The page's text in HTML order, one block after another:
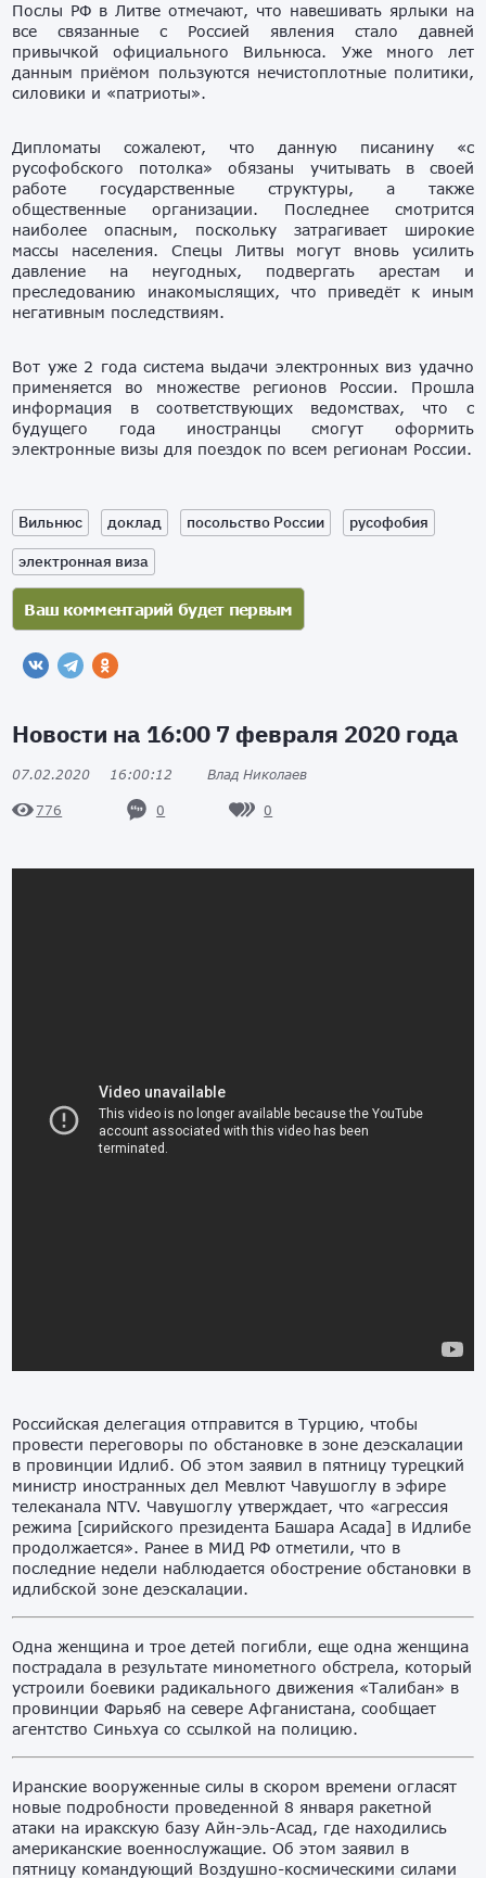
Послы РФ в Литве отмечают, что навешивать ярлыки на
все связанные с Россией явления стало давней
привычкой официального Вильнюса. Уже много лет
данным приёмом пользуются нечистоплотные политики,
силовики и «патриоты».
Дипломаты сожалеют, что данную писанину «с
русофобского потолка» обязаны учитывать в своей
работе государственные структуры, а также
общественные организации. Последнее смотрится
наиболее опасным, поскольку затрагивает широкие
массы населения. Спецы Литвы могут вновь усилить
давление на неугодных, подвергать арестам и
преследованию инакомыслящих, что приведёт к иным
негативным последствиям.
Вот уже 2 года система выдачи электронных виз удачно
применяется во множестве регионов России. Прошла
информация в соответствующих ведомствах, что с
будущего года иностранцы смогут оформить
электронные визы для поездок по всем регионам России.
Вильнюс доклад посольство России
русофобия
электронная виза
Новости на 16:00 7 февраля 2020 года
07.02.2020 16:00:12 Влад Николаев
776 0 0
Российская делегация отправится в Турцию, чтобы
провести переговоры по обстановке в зоне деэскалации
в провинции Идлиб. Об этом заявил в пятницу турецкий
министр иностранных дел Мевлют Чавушоглу в эфире
телеканала NTV. Чавушоглу утверждает, что «агрессия
режима [сирийского президента Башара Асада] в Идлибе
продолжается». Ранее в МИД РФ отметили, что в
последние недели наблюдается обострение обстановки в
идлибской зоне деэскалации.
Одна женщина и трое детей погибли, еще одна женщина
пострадала в результате минометного обстрела, который
устроили боевики радикального движения «Талибан» в
провинции Фарьяб на севере Афганистана, сообщает
агентство Синьхуа со ссылкой на полицию.
Иранские вооруженные силы в скором времени огласят
новые подробности проведенной 8 января ракетной
атаки на иракскую базу Айн-эль-Асад, где находились
американские военнослужащие. Об этом заявил в
пятницу командующий Воздушно-космическими силами